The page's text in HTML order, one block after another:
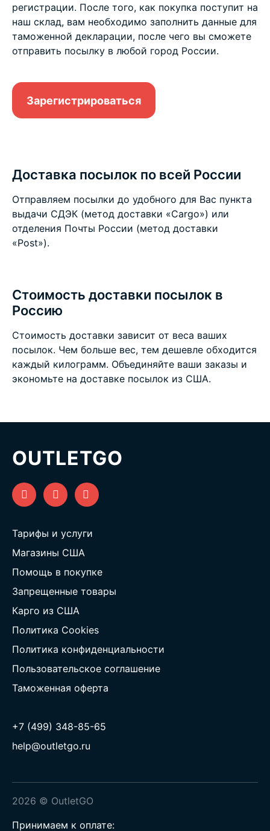
регистрации. После того, как покупка поступит на
наш склад, вам необходимо заполнить данные для
таможенной декларации, после чего вы сможете
отправить посылку в любой город России.
Зарегистрироваться
Доставка посылок по всей России
Отправляем посылки до удобного для Вас пункта
выдачи СДЭК (метод доставки «Cargo») или
отделения Почты России (метод доставки
«Post»).
Стоимость доставки посылок в
Россию
Стоимость доставки зависит от веса ваших
посылок. Чем больше вес, тем дешевле обходится
каждый килограмм. Объединяйте ваши заказы и
экономьте на доставке посылок из США.
OUTLETGO
Тарифы и услуги
Магазины США
Помощь в покупке
Запрещенные товары
Карго из США
Политика Cookies
Политика конфиденциальности
Пользовательское соглашение
Таможенная оферта
+7 (499) 348-85-65
help@outletgo.ru
2026 © OutletGO
Принимаем к оплате: